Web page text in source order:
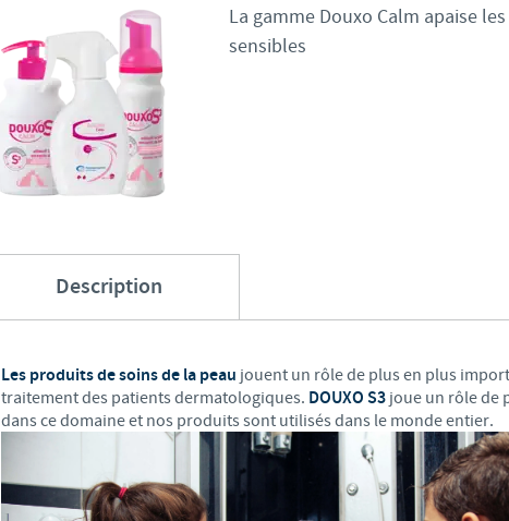
Bulgaria
Egypt
Vous quittez le site pays pour accéder
La gamme Douxo Calm apaise
sensibles
Description
Les produits de soins de la peau jouent un rôle de plus en plus
traitement des patients dermatologiques. DOUXO S3 joue un rôle de
dans ce domaine et nos produits sont utilisés dans le monde entier.